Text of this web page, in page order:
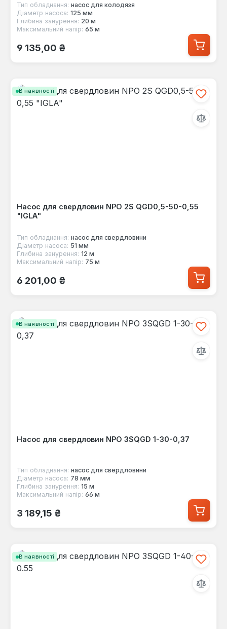
Тип обладнання: насос для колодязя
Діаметр насоса: 125 мм
Глибина занурення: 20 м
Максимальний напір: 65 м
Звичайна ціна:
9 135,00 ₴
В наявності
Насос для свердловин NPO 2S QGD0,5-50-0,55
"IGLA"
Тип обладнання: насос для свердловини
Діаметр насоса: 51 мм
Глибина занурення: 12 м
Максимальний напір: 75 м
Звичайна ціна:
6 201,00 ₴
В наявності
Насос для свердловин NPO 3SQGD 1-30-0,37
Тип обладнання: насос для свердловини
Діаметр насоса: 78 мм
Глибина занурення: 15 м
Максимальний напір: 66 м
Звичайна ціна:
3 189,15 ₴
В наявності